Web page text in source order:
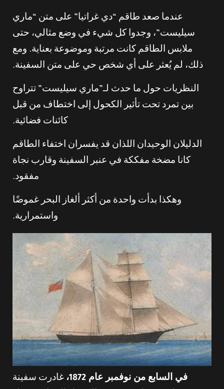
عندما صعد طاقم “دي غراتيا” على متن “ماري
سيليست”، وجدوا كل شيء في وضع مثالي، حتى
ملابس الطاقم كانت مرتبة وموضوعة بعناية. ومع
ذلك، لم يُعثر على أي شخص حي على متن السفينة.
النظريات حول ما حدث لـ”ماري سيليست” تتراوح
بين تمرد تحت تأثير الكحول إلى اختطاف من قبل
كائنات فضائية.
الدليلان الوحيدان اللذان قد يفسران اختفاء الطاقم
كانا مضخة مفككة في عنبر السفينة وقارب نجاة
مفقود.
وهكذا بدأت واحدة من أكثر ألغاز البحر غموضًا
واستمرارية.
في السابع من نوفمبر عام 1872،
غادرت سفينة